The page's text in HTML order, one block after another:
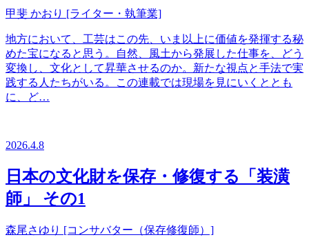
甲斐 かおり [ライター・執筆業]
地方において、工芸はこの先、いま以上に価値を発揮する秘
めた宝になると思う。自然、風土から発展した仕事を、どう
変換し、文化として昇華させるのか。新たな視点と手法で実
践する人たちがいる。この連載では現場を見にいくととも
に、ど…
2026.4.8
日本の文化財を保存・修復する「装潢
師」 その1
森尾さゆり [コンサバター（保存修復師）]